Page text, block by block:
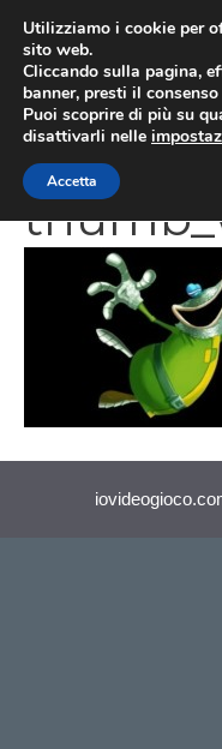
contenuto
Utilizziamo i cookie per
sito web.
Cliccando sulla pagina,
banner, presti il
Puoi scoprire di più su
disattivarli nelle
Accetta